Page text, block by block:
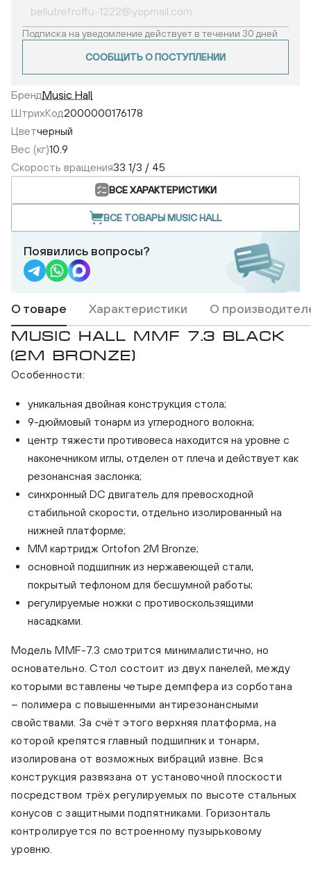
Music Hall MMF 7.3 Black (2M Bronze)
Подписка на уведомление действует в течении 30 дней
СООБЩИТЬ О ПОСТУПЛЕНИИ
БрендMusic Hall
ШтрихКод2000000176178
Цветчерный
Вес (кг)10.9
Скорость вращения33 1/3 / 45
ВСЕ ХАРАКТЕРИСТИКИ
ВСЕ ТОВАРЫ MUSIC HALL
Появились вопросы?
О товаре Характеристики О
MUSIC HALL MMF 7.3 BLACK
(2M BRONZE)
Особенности:
уникальная двойная конструкция стола;
9-дюймовый тонарм из углеродного волокна;
центр тяжести противовеса находится на уровне с
наконечником иглы, отделен от плеча и действует как
резонансная заслонка;
синхронный DC двигатель для превосходной
стабильной скорости, отдельно изолированный на
нижней платформе;
MM картридж Ortofon 2M Bronze;
основной подшипник из нержавеющей стали,
покрытый тефлоном для бесшумной работы;
регулируемые ножки с противоскользящими
насадками.
Модель MMF-7.3 смотрится минималистично, но
основательно. Стол состоит из двух панелей, между
которыми вставлены четыре демпфера из сорботана
– полимера с повышенными антирезонансными
свойствами. За счёт этого верхняя платформа, на
которой крепятся главный подшипник и тонарм,
изолирована от возможных вибраций извне. Вся
конструкция развязана от установочной плоскости
посредством трёх регулируемых по высоте стальных
конусов с защитными подпятниками. Горизонталь
контролируется по встроенному пузырьковому
уровню.